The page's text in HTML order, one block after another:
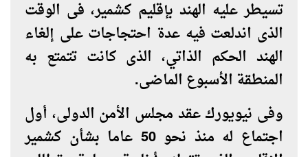
تسيطر عليه الهند بإقليم كشمير، فى الوقت
الذى اندلعت فيه عدة احتجاجات على إلغاء
الهند الحكم الذاتي، الذى كانت تتمتع به
المنطقة الأسبوع الماضى.
وفى نيويورك عقد مجلس الأمن الدولى، أول
اجتماع له منذ نحو 50 عاما بشأن كشمير